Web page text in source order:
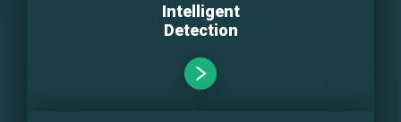
Intelligent
Detection